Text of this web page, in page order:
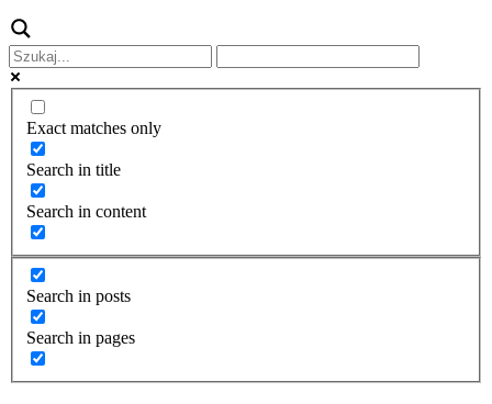
Exact matches only
Search in title
Search in content
Search in posts
Search in pages